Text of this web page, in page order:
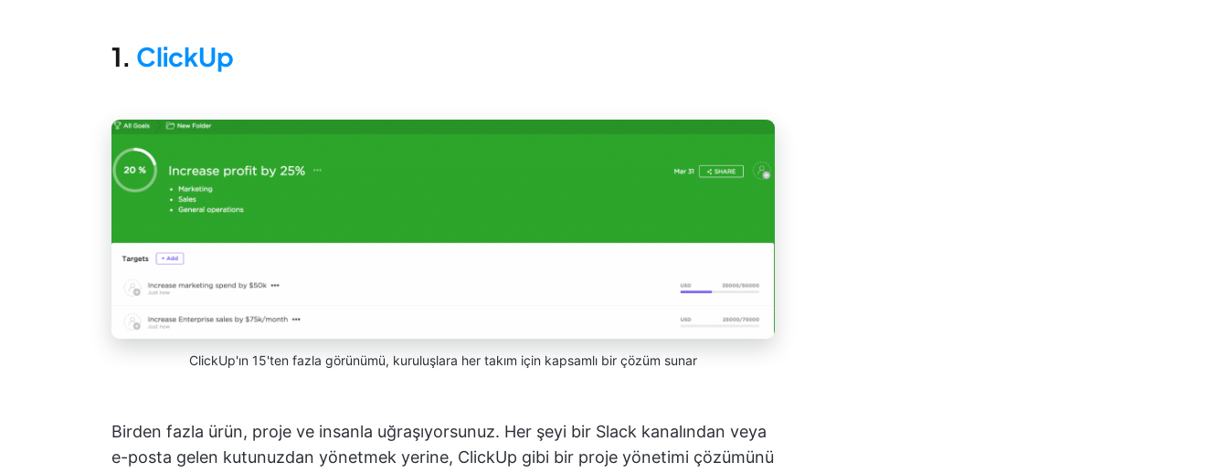
1. ClickUp
ClickUp'ın 15'ten fazla görünümü, kuruluşlara her takım için kapsamlı bir çözüm sunar
Birden fazla ürün, proje ve insanla uğraşıyorsunuz. Her şeyi bir Slack kanalından veya
e-posta gelen kutunuzdan yönetmek yerine, ClickUp gibi bir proje yönetimi çözümünü